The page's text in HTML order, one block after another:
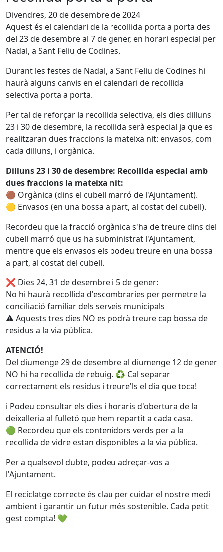
Divendres, 20 de desembre de 2024
Aquest és el calendari de la recollida porta a porta des
del 23 de desembre al 7 de gener, en horari especial per
Nadal, a Sant Feliu de Codines.
Durant les festes de Nadal, a Sant Feliu de Codines hi
haurà alguns canvis en el calendari de recollida
selectiva porta a porta.
Per tal de reforçar la recollida selectiva, els dies dilluns
23 i 30 de desembre, la recollida serà especial ja que es
realitzaran dues fraccions la mateixa nit: envasos, com
cada dilluns, i orgànica.
Dilluns 23 i 30 de desembre: Recollida especial amb
dues fraccions la mateixa nit:
🟤 Orgànica (dins el cubell marró de l'Ajuntament).
🟡 Envasos (en una bossa a part, al costat del cubell).
Recordeu que la fracció orgànica s'ha de treure dins del
cubell marró que us ha subministrat l'Ajuntament,
mentre que els envasos els podeu treure en una bossa
a part, al costat del cubell.
❌ Dies 24, 31 de desembre i 5 de gener:
No hi haurà recollida d'escombraries per permetre la
conciliació familiar dels serveis municipals
⚠️ Aquests tres dies NO es podrà treure cap bossa de
residus a la via pública.
ATENCIÓ!
Del diumenge 29 de desembre al diumenge 12 de gener
NO hi ha recollida de rebuig. ♻️ Cal separar
correctament els residus i treure'ls el dia que toca!
ℹ️ Podeu consultar els dies i horaris d'obertura de la
deixalleria al fulletó que hem repartit a cada casa.
🟢 Recordeu que els contenidors verds per a la
recollida de vidre estan disponibles a la via pública.
Per a qualsevol dubte, podeu adreçar-vos a
l'Ajuntament.
El reciclatge correcte és clau per cuidar el nostre medi
ambient i garantir un futur més sostenible. Cada petit
gest compta! 💚